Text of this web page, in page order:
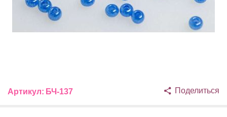
Артикул: БЧ-137 Поделиться